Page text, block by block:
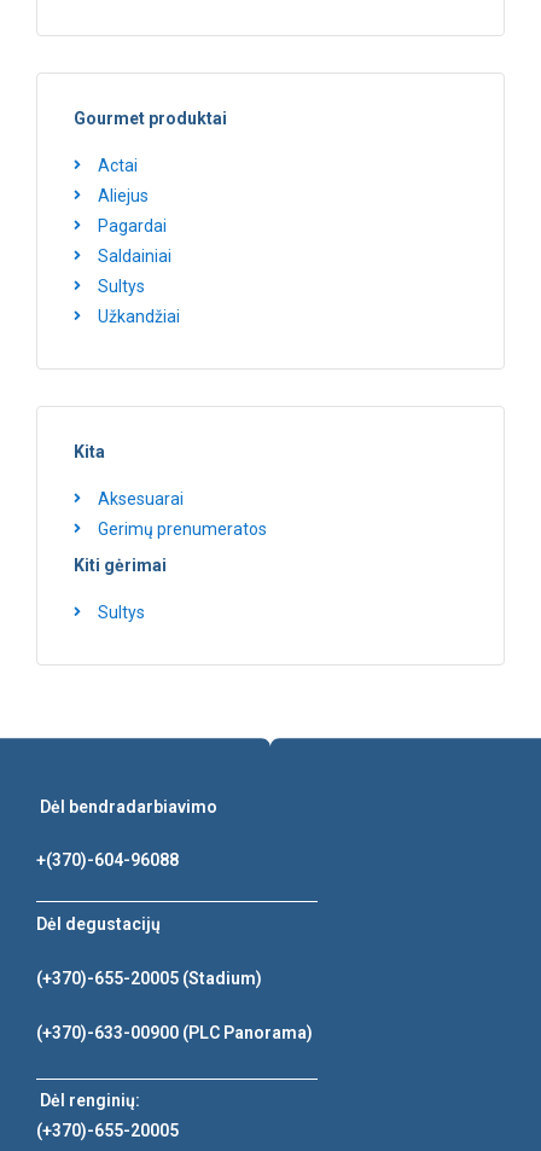
Gourmet produktai
Actai
Aliejus
Pagardai
Saldainiai
Sultys
Užkandžiai
Kita
Aksesuarai
Gerimų prenumeratos
Kiti gėrimai
Sultys
Dėl bendradarbiavimo
+(370)-604-96088
Dėl degustacijų
(+370)-655-20005 (Stadium)
(+370)-633-00900 (PLC Panorama)
Dėl renginių:
(+370)-655-20005